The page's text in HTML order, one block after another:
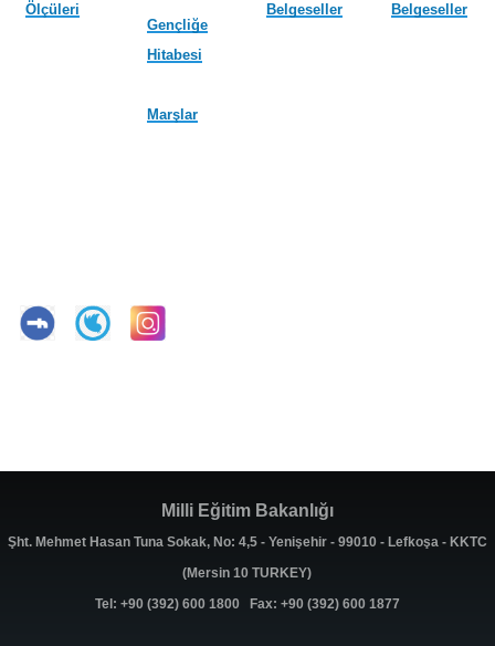
Ölçüleri
Gençliğe
Hitabesi
Marşlar
Belgeseller Belgeseller
Milli Eğitim Bakanlığı
Şht. Mehmet Hasan Tuna Sokak, No: 4,5 - Yenişehir - 99010 - Lefkoşa - KKTC
(Mersin 10 TURKEY)
Tel: +90 (392) 600 1800 Fax: +90 (392) 600 1877